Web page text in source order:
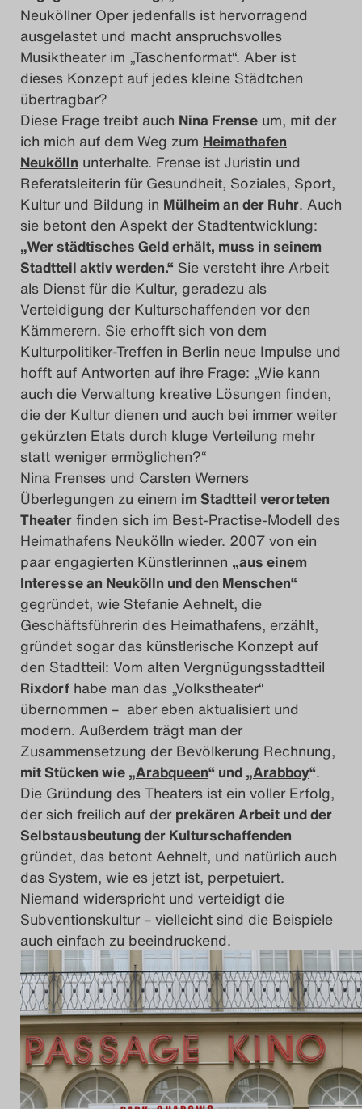
Neuköllner Oper jedenfalls ist hervorragend
ausgelastet und macht anspruchsvolles
Musiktheater im „Taschenformat“. Aber ist
dieses Konzept auf jedes kleine Städtchen
übertragbar?
Diese Frage treibt auch Nina Frense um, mit der
ich mich auf dem Weg zum Heimathafen
Neukölln unterhalte. Frense ist Juristin und
Referatsleiterin für Gesundheit, Soziales, Sport,
Kultur und Bildung in Mülheim an der Ruhr. Auch
sie betont den Aspekt der Stadtentwicklung:
„Wer städtisches Geld erhält, muss in seinem
Stadtteil aktiv werden.“ Sie versteht ihre Arbeit
als Dienst für die Kultur, geradezu als
Verteidigung der Kulturschaffenden vor den
Kämmerern. Sie erhofft sich von dem
Kulturpolitiker-Treffen in Berlin neue Impulse und
hofft auf Antworten auf ihre Frage: „Wie kann
auch die Verwaltung kreative Lösungen finden,
die der Kultur dienen und auch bei immer weiter
gekürzten Etats durch kluge Verteilung mehr
statt weniger ermöglichen?“
Nina Frenses und Carsten Werners
Überlegungen zu einem im Stadtteil verorteten
Theaterfinden sich im Best-Practise-Modell des
Heimathafens Neukölln wieder. 2007 von ein
paar engagierten Künstlerinnen „aus einem
Interesse an Neukölln und den Menschen“
gegründet, wie Stefanie Aehnelt, die
Geschäftsführerin des Heimathafens, erzählt,
gründet sogar das künstlerische Konzept auf
den Stadtteil: Vom alten Vergnügungsstadtteil
Rixdorf habe man das „Volkstheater“
übernommen – aber eben aktualisiert und
modern. Außerdem trägt man der
Zusammensetzung der Bevölkerung Rechnung,
mit Stücken wie „Arabqueen“ und „Arabboy“.
Die Gründung des Theaters ist ein voller Erfolg,
der sich freilich auf derprekären Arbeit und der
Selbstausbeutung der Kulturschaffenden
gründet, das betont Aehnelt, und natürlich auch
das System, wie es jetzt ist, perpetuiert.
Niemand widerspricht und verteidigt die
Subventionskultur – vielleicht sind die Beispiele
auch einfach zu beeindruckend.